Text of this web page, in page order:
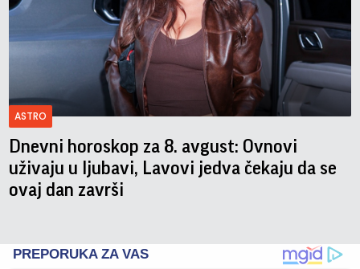
ASTRO
Dnevni horoskop za 8. avgust: Ovnovi
uživaju u ljubavi, Lavovi jedva čekaju da se
ovaj dan završi